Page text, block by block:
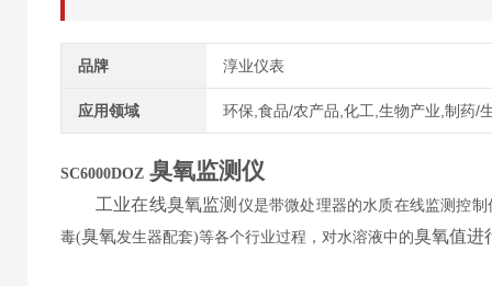
品牌 淳业仪表
应用领域 环保,食品/农产品,化工,生物产业,制药/
SC6000DOZ 臭氧监测仪
工业在线臭氧监测 仪是带微处理器的水质在线监测控
毒(臭氧发生器配套)等各个行业过程，对水溶液中的臭氧值进